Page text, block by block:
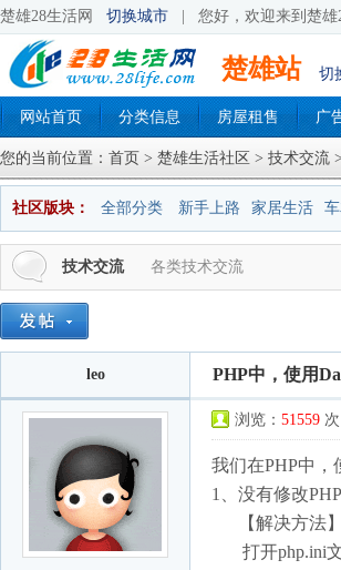
楚雄28生活网 切换城市 您好，欢迎来到楚
楚雄站 切
网站首页 分类信息 房屋租售 广
您的当前位置： 首页 > 楚雄生活社区 > 技术交流
社区版块： 全部分类 新手上路 家居生活
技术交流 各类技术交流
leo PHP中，使用
浏览： 51559
我们在PHP中，
1、没有修改
【解决方法】
打开php.ini文